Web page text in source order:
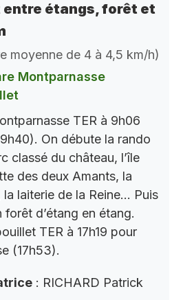
étangs, forêt et
moyenne de 4 à 4,5 km/h)
Montparnasse
TER à 9h06
On débute la rando
classé du château, l’île
des deux Amants, la
laiterie de la Reine… Puis
d’étang en étang.
TER à 17h19 pour
(17h53).
: RICHARD Patrick